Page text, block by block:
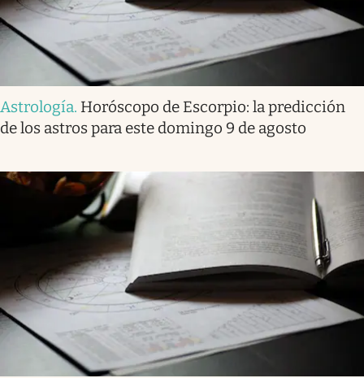
Astrología. Horóscopo de Escorpio: la predicción
de los astros para este domingo 9 de agosto